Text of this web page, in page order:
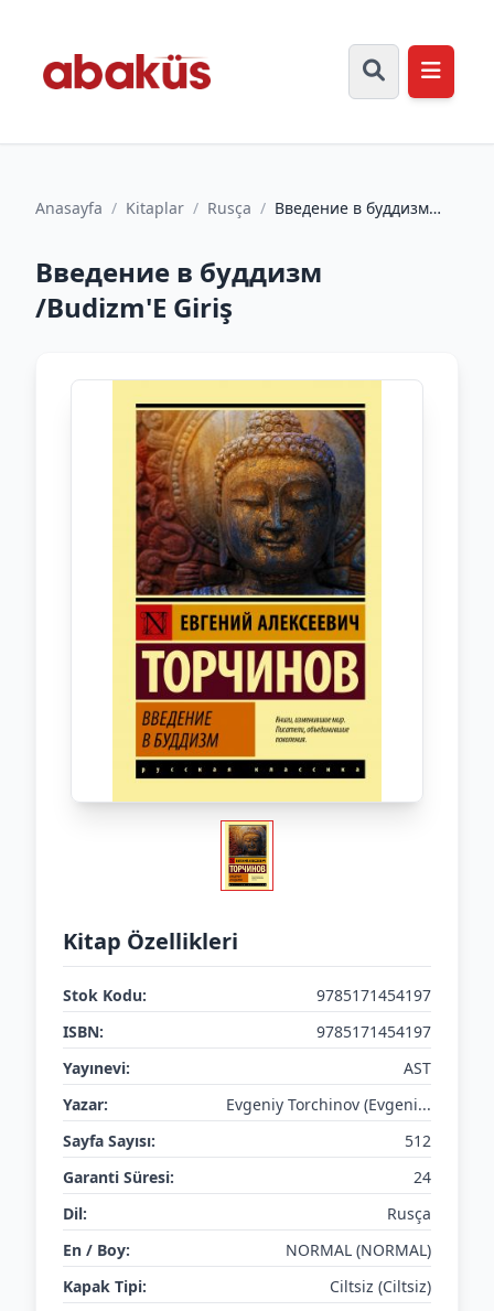
Anasayfa / Kitaplar / Rusça / Введение в буддизм
Введение в буддизм
/Budizm'E Giriş
Kitap Özellikleri
Stok Kodu:
9785171454197
ISBN:
9785171454197
Yayınevi:
AST
Yazar:
Evgeniy Torchinov (Evgeni...
Sayfa Sayısı:
512
Garanti Süresi:
24
Dil:
Rusça
En / Boy:
NORMAL (NORMAL)
Kapak Tipi:
Ciltsiz (Ciltsiz)